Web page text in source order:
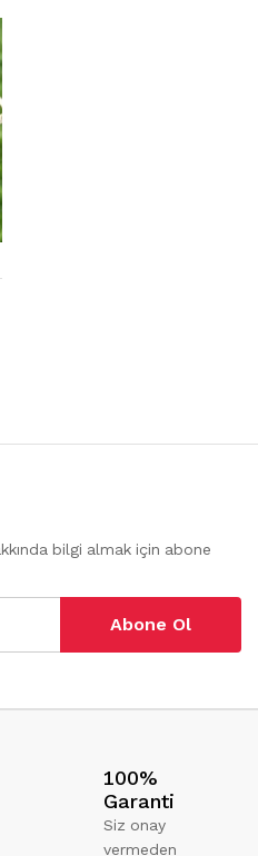
bilgi almak için abone
Abone Ol
100%
Garanti
Siz onay
vermeden